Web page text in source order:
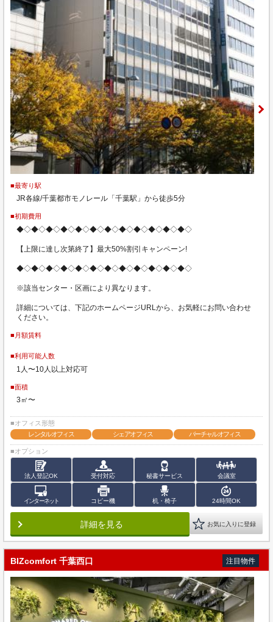
■最寄り駅
JR各線/千葉都市モノレール「千葉駅」から徒歩5分
■初期費用
◆◇◆◇◆◇◆◇◆◇◆◇◆◇◆◇◆◇◆◇◆◇◆◇
【上限に達し次第終了】最大50%割引キャンペーン!
◆◇◆◇◆◇◆◇◆◇◆◇◆◇◆◇◆◇◆◇◆◇◆◇
※該当センター・区画により異なります。
詳細については、下記のホームページURLから、お気軽にお問い合わせ
ください。
■月額賃料
■利用可能人数
1人〜10人以上対応可
■面積
3㎡〜
■オフィス形態
レンタルオフィス
シェアオフィス バーチャルオフィス
■オプション
法人登記OK 受付対応 秘書サービス 会議室
インターネット コピー機 机・椅子 24時間OK
詳細を見る お気に入りに登録
BIZcomfort 千葉西口 注目物件